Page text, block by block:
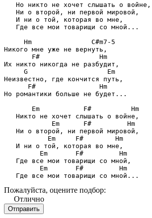
   Но никто не хочет слышать о войне,
   Ни о второй, ни первой мировой,
   И ни о той, которая во мне,
   Где все мои товарищи со мной...
     Hm               C#m7-5
Никого мне уже не вернуть,
       F#               Hm
Их никто никогда не разбудит,
     G                    Em
Неизвестно, где кончится путь,
      F#                Hm
Но романтики больше не будет...
       Em           F#          Hm
   Никто не хочет слышать о войне,
            Em      F#         Hm
   Ни о второй, ни первой мировой,
           Em     F#        Hm
   И ни о той, которая во мне,
         Em       F#         Hm
   Где все мои товарищи со мной,
         Em       F#         Hm
   Где все мои товарищи со мной...
Пожалуйста, оцените подбор:
Отлично